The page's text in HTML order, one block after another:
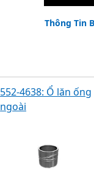
Thông Tin
552-4638: Ổ lăn ống
ngoài